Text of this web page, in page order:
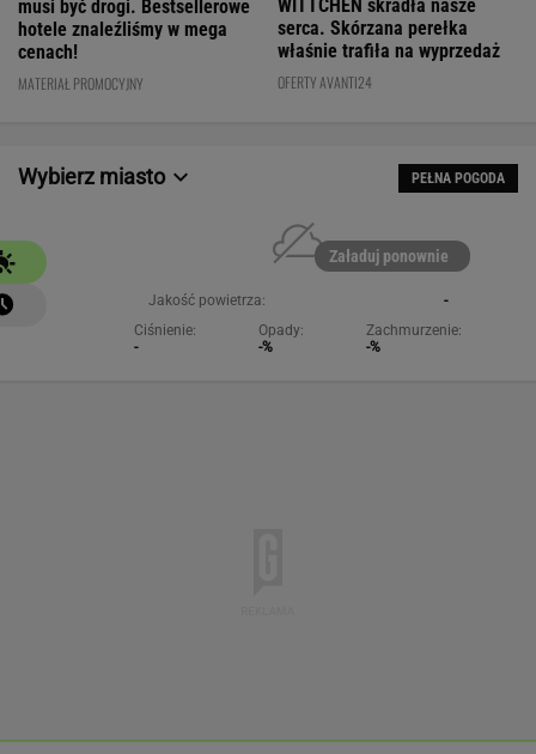
musi być drogi. Bestsellerowe
hotele znaleźliśmy w mega
cenach!
MATERIAŁ PROMOCYJNY
WITTCHEN skradła nasze
serca. Skórzana perełka
właśnie trafiła na wyprzedaż
OFERTY AVANTI24
Wybierz miasto PEŁNA POGODA
Załaduj ponownie
Jakość powietrza:
-
Ciśnienie:
-
Opady:
-%
Zachmurzenie:
-%